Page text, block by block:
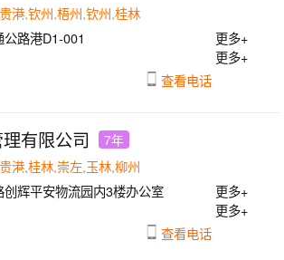
港,钦州,梧州,钦州,桂林
路港D1-001
更多+
更多+
查看电话
有限公司 7年
港,桂林,崇左,玉林,柳州
辉平安物流园内3楼办公室
更多+
更多+
查看电话